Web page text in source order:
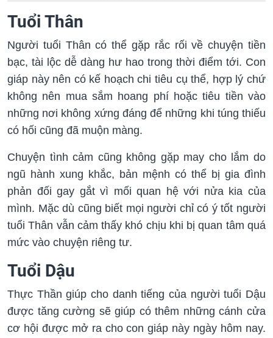
Tuổi Thân
Người tuổi Thân có thể gặp rắc rối về chuyện tiền
bạc, tài lộc dễ dàng hư hao trong thời điểm tới. Con
giáp này nên có kế hoạch chi tiêu cụ thể, hợp lý chứ
không nên mua sắm hoang phí hoặc tiêu tiền vào
những nơi không xứng đáng để những khi túng thiếu
có hối cũng đã muộn màng.
Chuyện tình cảm cũng không gặp may cho lắm do
ngũ hành xung khắc, bản mệnh có thể bị gia đình
phản đối gay gắt vì mối quan hệ với nửa kia của
mình. Mặc dù cũng biết mọi người chỉ có ý tốt người
tuổi Thân vẫn cảm thấy khó chịu khi bị quan tâm quá
mức vào chuyện riêng tư.
Tuổi Dậu
Thực Thần giúp cho danh tiếng của người tuổi Dậu
được tăng cường sẽ giúp có thêm những cánh cửa
cơ hội được mở ra cho con giáp này ngày hôm nay.